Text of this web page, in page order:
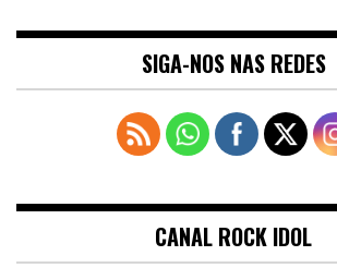
SIGA-NOS NAS REDES
CANAL ROCK IDOL